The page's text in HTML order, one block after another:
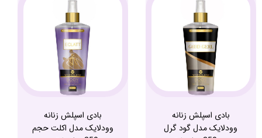
بادی اسپلش زنانه
وودلایک مدل گود گرل
بادی اسپلش زنانه
وودلایک مدل اکلت حجم